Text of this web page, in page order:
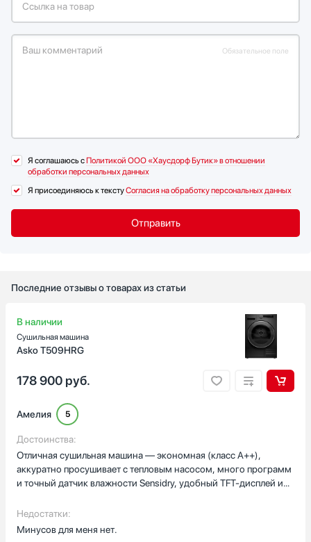
Ссылка на товар
Ваш комментарий Обязательное поле
Я соглашаюсь с Политикой ООО «Хаусдорф Бутик» в отношении
обработки персональных данных
Я присоединяюсь к текстуСогласия на обработку персональных данных
Последние отзывы о товарах из статьи
В наличии
Сушильная машина
Asko T509HRG
178 900 руб.
Амелия 5
Достоинства:
Отличная сушильная машина — экономная (класс A++),
аккуратно просушивает с тепловым насосом, много программ
и точный датчик влажности Sensidry, удобный TFT-дисплей и
Недостатки:
Минусов для меня нет.